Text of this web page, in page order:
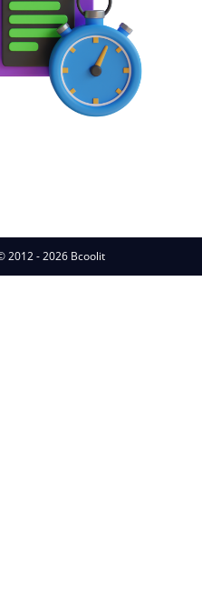
2012 - 2026 Bcoolit